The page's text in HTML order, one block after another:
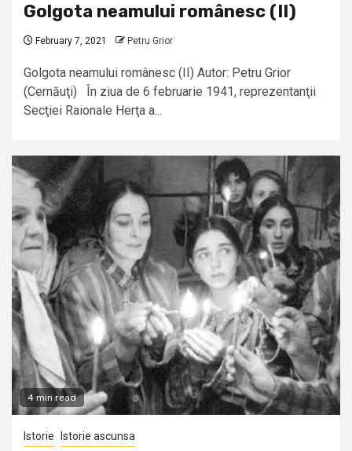
Golgota neamului românesc (II)
February 7, 2021 Petru Grior
Golgota neamului românesc (II) Autor: Petru Grior
(Cernăuţi) În ziua de 6 februarie 1941, reprezentanţii
Secţiei Raionale Herţa a...
4 min read
Istorie Istorie ascunsa